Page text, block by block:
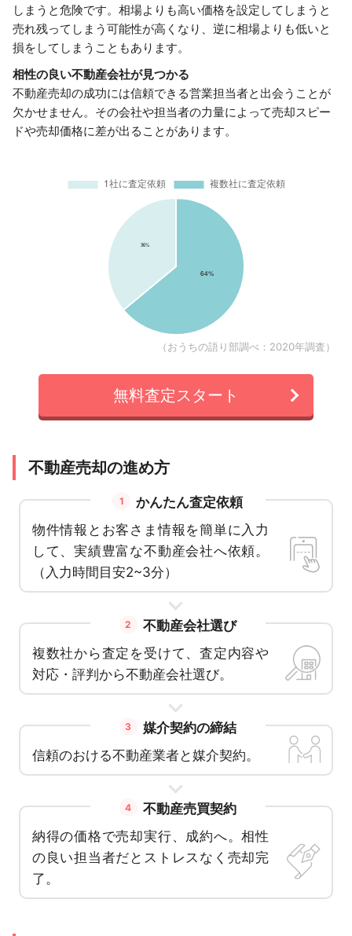
しまうと危険です。相場よりも高い価格を設定してしまうと
売れ残ってしまう可能性が高くなり、逆に相場よりも低いと
損をしてしまうこともあります。
相性の良い不動産会社が見つかる
不動産売却の成功には信頼できる営業担当者と出会うことが
欠かせません。その会社や担当者の力量によって売却スピー
ドや売却価格に差が出ることがあります。
（おうちの語り部調べ：2020年調査）
無料査定スタート
不動産売却の進め方
1
かんたん査定依頼
物件情報とお客さま情報を簡単に入力
して、実績豊富な不動産会社へ依頼。
（入力時間目安2~3分）
2
不動産会社選び
複数社から査定を受けて、査定内容や
対応・評判から不動産会社選び。
3
媒介契約の締結
信頼のおける不動産業者と媒介契約。
4
不動産売買契約
納得の価格で売却実行、成約へ。相性
の良い担当者だとストレスなく売却完
了。